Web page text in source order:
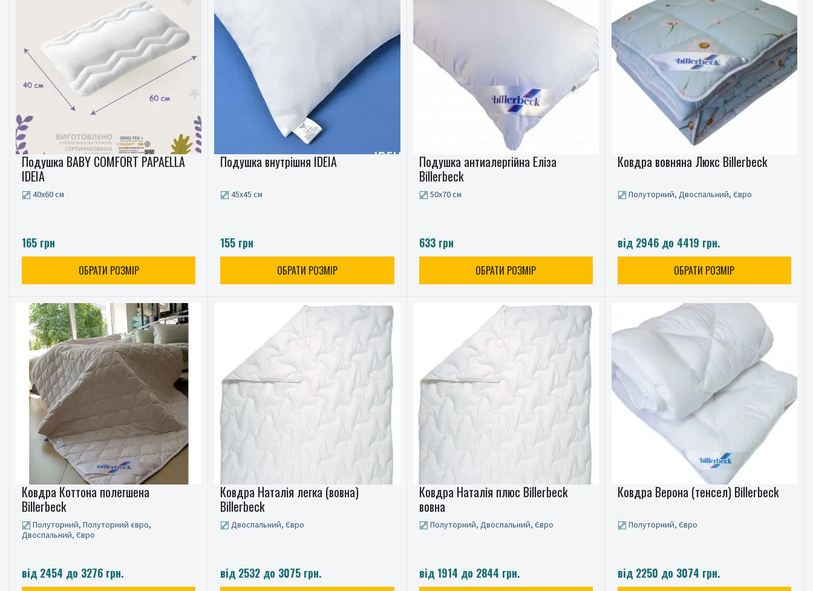
Подушка BABY COMFORT PAPAELLA
IDEIA
40x60 см
165 грн
ОБРАТИ РОЗМІР
Подушка внутрішня IDEIA
45x45 см
155 грн
ОБРАТИ РОЗМІР
Подушка антиалергійна Еліза
Billerbeck
50x70 см
633 грн
ОБРАТИ РОЗМІР
Ковдра вовняна Люкс Billerbeck
Полуторний, Двоспальний, Євро
від 2946 до 4419 грн.
ОБРАТИ РОЗМІР
Ковдра Коттона полегшена
Billerbeck
Полуторний, Полуторний євро,
Двоспальний, Євро
від 2454 до 3276 грн.
Ковдра Наталія легка (вовна)
Billerbeck
Двоспальний, Євро
від 2532 до 3075 грн.
Ковдра Наталія плюс Billerbeck
вовна
Полуторний, Двоспальний, Євро
від 1914 до 2844 грн.
Ковдра Верона (тенсел) Billerbeck
Полуторний, Євро
від 2250 до 3074 грн.